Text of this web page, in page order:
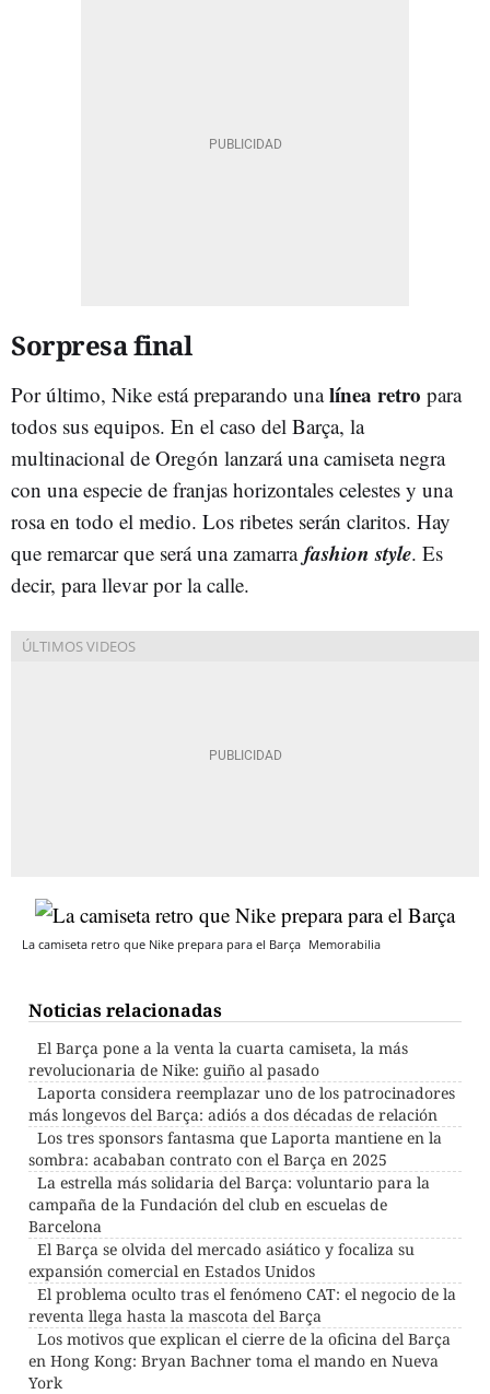
Sorpresa final
Por último, Nike está preparando unalínea retro para
todos sus equipos. En el caso del Barça, la
multinacional de Oregón lanzará una camiseta negra
con una especie de franjas horizontales celestes y una
rosa en todo el medio. Los ribetes serán claritos. Hay
que remarcar que será una zamarra fashion style. Es
decir, para llevar por la calle.
La camiseta retro que Nike prepara para el Barça Memorabilia
Noticias relacionadas
El Barça pone a la venta la cuarta camiseta, la más
revolucionaria de Nike: guiño al pasado
Laporta considera reemplazar uno de los patrocinadores
más longevos del Barça: adiós a dos décadas de relación
Los tres sponsors fantasma que Laporta mantiene en la
sombra: acababan contrato con el Barça en 2025
La estrella más solidaria del Barça: voluntario para la
campaña de la Fundación del club en escuelas de
Barcelona
El Barça se olvida del mercado asiático y focaliza su
expansión comercial en Estados Unidos
El problema oculto tras el fenómeno CAT: el negocio de la
reventa llega hasta la mascota del Barça
Los motivos que explican el cierre de la oficina del Barça
en Hong Kong: Bryan Bachner toma el mando en Nueva
York